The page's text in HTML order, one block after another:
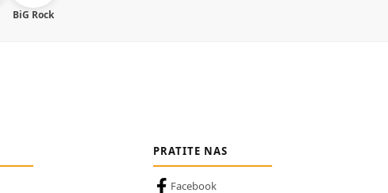
BiG Rock
PRATITE NAS
Facebook